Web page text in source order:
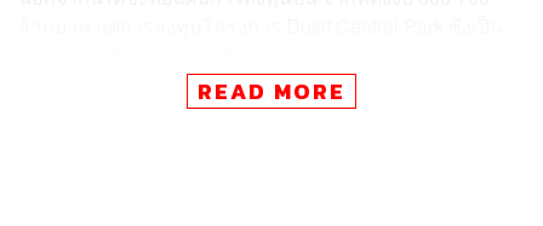
กำหนดเปิดให้บริการภายในปี 2566 ส่วนโครงการอื่นๆ เช่น
การเข้าซื้อโรงแรมในต่างประเทศ มีความจำเป็นต้องเลื่อน
READ MORE